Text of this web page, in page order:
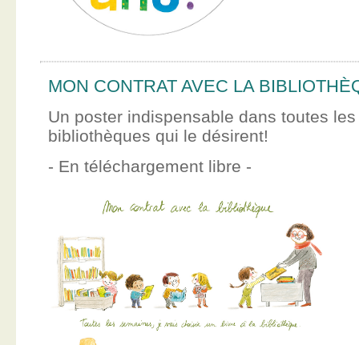
MON CONTRAT AVEC LA
Un poster indispensable dans toutes
bibliothèques qui le désirent!
- En téléchargement libre -